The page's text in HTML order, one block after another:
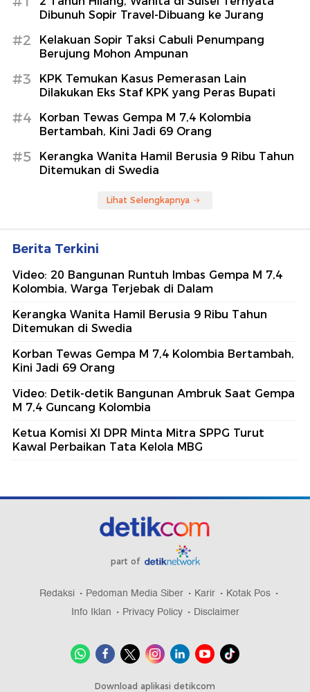
Dibunuh Sopir Travel-Dibuang ke Jurang
#2
Kelakuan Sopir Taksi Cabuli Penumpang
Berujung Mohon Ampunan
#3
KPK Temukan Kasus Pemerasan Lain
Dilakukan Eks Staf KPK yang Peras Bupati
#4
Korban Tewas Gempa M 7,4 Kolombia
Bertambah, Kini Jadi 69 Orang
#5
Kerangka Wanita Hamil Berusia 9 Ribu Tahun
Ditemukan di Swedia
Lihat Selengkapnya
Berita Terkini
Video: 20 Bangunan Runtuh Imbas Gempa M 7,4
Kolombia, Warga Terjebak di Dalam
Kerangka Wanita Hamil Berusia 9 Ribu Tahun
Ditemukan di Swedia
Korban Tewas Gempa M 7,4 Kolombia Bertambah,
Kini Jadi 69 Orang
Video: Detik-detik Bangunan Ambruk Saat Gempa
M 7,4 Guncang Kolombia
Ketua Komisi XI DPR Minta Mitra SPPG Turut
Kawal Perbaikan Tata Kelola MBG
part of
Redaksi Pedoman Media Siber Karir
Kotak Pos
Info Iklan
Privacy Policy Disclaimer
Download aplikasi detikcom